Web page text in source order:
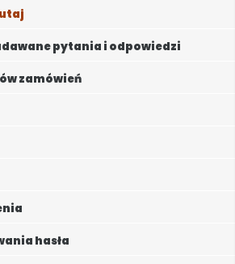
pytania i odpowiedzi
zamówień
hasła